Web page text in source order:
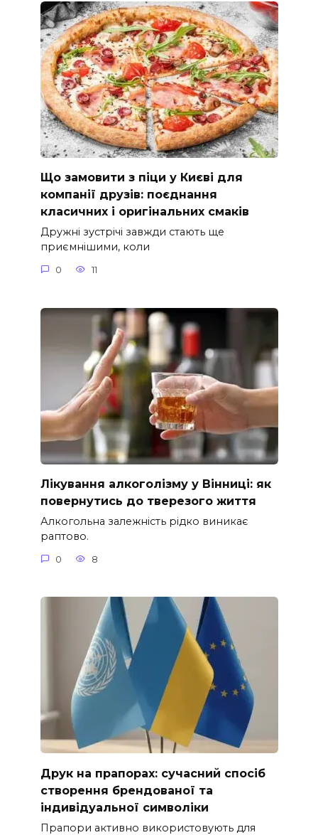
Що замовити з піци у Києві для
компанії друзів: поєднання
класичних і оригінальних смаків
Дружні зустрічі завжди стають ще
приємнішими, коли
0 11
Лікування алкоголізму у Вінниці: як
повернутись до тверезого життя
Алкогольна залежність рідко виникає
раптово.
0 8
Друк на прапорах: сучасний спосіб
створення брендованої та
індивідуальної символіки
Прапори активно використовують для